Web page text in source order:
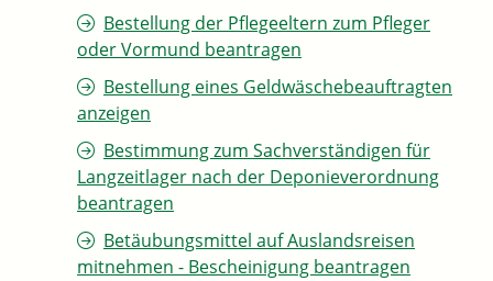
Bestellung der Pflegeeltern zum Pfleger
oder Vormund beantragen
Bestellung eines Geldwäschebeauftragten
anzeigen
Bestimmung zum Sachverständigen für
Langzeitlager nach der Deponieverordnung
beantragen
Betäubungsmittel auf Auslandsreisen
mitnehmen - Bescheinigung beantragen